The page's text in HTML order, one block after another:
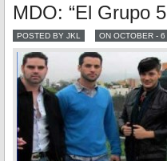
MDO: “El Grupo
POSTED BY JKL ON OCTOBER - 6